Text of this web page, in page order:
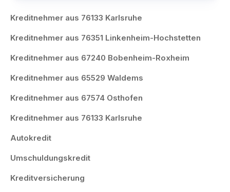
Kreditnehmer aus 76133 Karlsruhe
Kreditnehmer aus 76351 Linkenheim-Hochstetten
Kreditnehmer aus 67240 Bobenheim-Roxheim
Kreditnehmer aus 65529 Waldems
Kreditnehmer aus 67574 Osthofen
Kreditnehmer aus 76133 Karlsruhe
Autokredit
Umschuldungskredit
Kreditversicherung